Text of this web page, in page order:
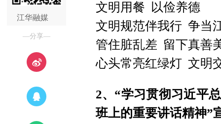
江华融媒
—分享—
文明用餐 以俭养德
文明规范伴我行 争当
管住脏乱差 留下真善
心头常亮红绿灯 文明
2、“学习贯彻习近平
班上的重要讲话精神”